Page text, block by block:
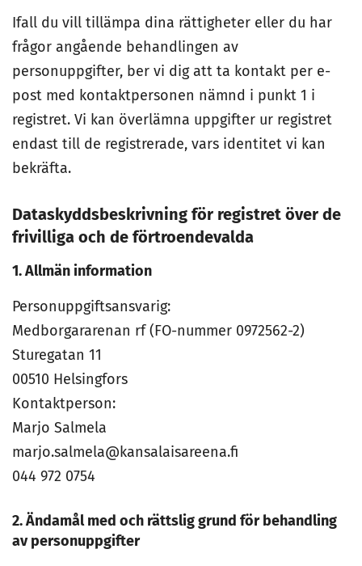
Ifall du vill tillämpa dina rättigheter eller du har
frågor angående behandlingen av
personuppgifter, ber vi dig att ta kontakt per e-
post med kontaktpersonen nämnd i punkt 1 i
registret. Vi kan överlämna uppgifter ur registret
endast till de registrerade, vars identitet vi kan
bekräfta.
Dataskyddsbeskrivning för registret över de
frivilliga och de förtroendevalda
1. Allmän information
Personuppgiftsansvarig:
Medborgararenan rf (FO-nummer 0972562-2)
Sturegatan 11
00510 Helsingfors
Kontaktperson:
Marjo Salmela
marjo.salmela@kansalaisareena.fi
044 972 0754
2. Ändamål med och rättslig grund för behandling
av personuppgifter